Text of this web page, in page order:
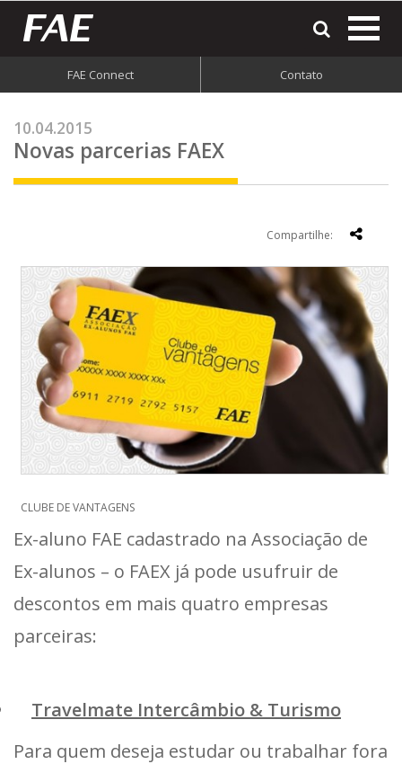
FAE Connect Contato
10.04.2015
Novas parcerias FAEX
Compartilhe:
CLUBE DE VANTAGENS
Ex-aluno FAE cadastrado na Associação de
Ex-alunos – o FAEX já pode usufruir de
descontos em mais quatro empresas
parceiras:
Travelmate Intercâmbio & Turismo
Para quem deseja estudar ou trabalhar fora